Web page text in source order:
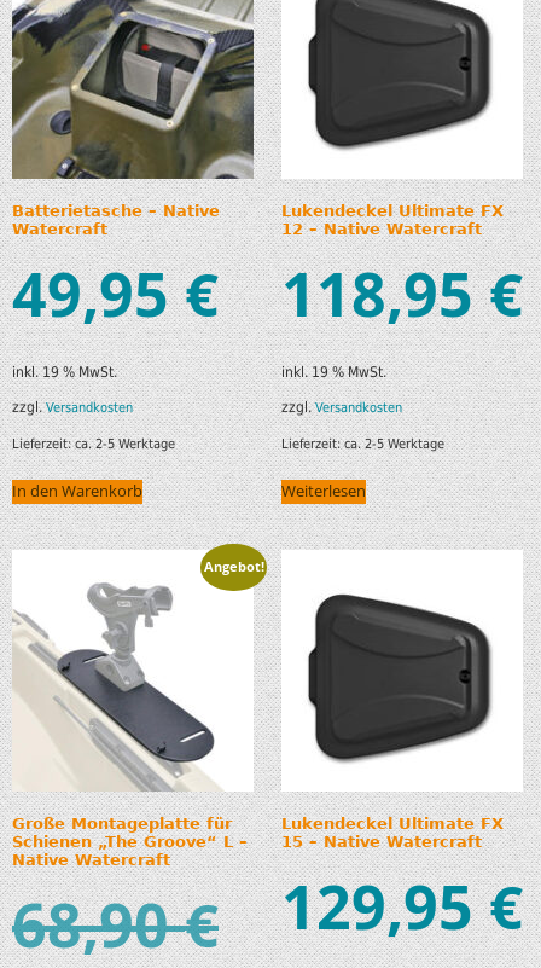
Batterietasche – Native
Watercraft
49,95€
inkl. 19 % MwSt.
zzgl.Versandkosten
Lieferzeit:ca. 2-5 Werktage
In den Warenkorb
Lukendeckel Ultimate FX
12 – Native Watercraft
118,95€
inkl. 19 % MwSt.
zzgl.Versandkosten
Lieferzeit:ca. 2-5 Werktage
Weiterlesen
Angebot!
Große Montageplatte für
Schienen „The Groove“ L –
Native Watercraft
68,90€
Lukendeckel Ultimate FX
15 – Native Watercraft
129,95€